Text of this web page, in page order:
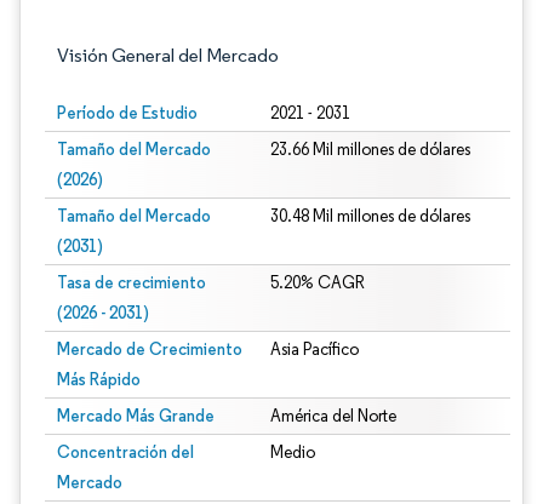
Visión General del Mercado
Período de Estudio 2021 - 2031
Tamaño del Mercado
(2026)
23.66 Mil millones de dólares
Tamaño del Mercado
(2031)
30.48 Mil millones de dólares
Tasa de crecimiento
(2026 - 2031)
5.20% CAGR
Mercado de Crecimiento
Más Rápido
Asia Pacífico
Mercado Más Grande América del Norte
Concentración del
Mercado
Medio